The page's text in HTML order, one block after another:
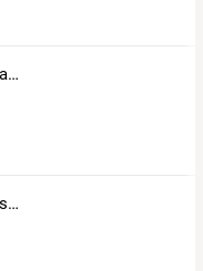
Un cathare et une malouine
Le blog de focompostelandes